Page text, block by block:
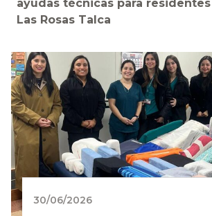
ayudas técnicas para
Las Rosas Talca
30/06/2026